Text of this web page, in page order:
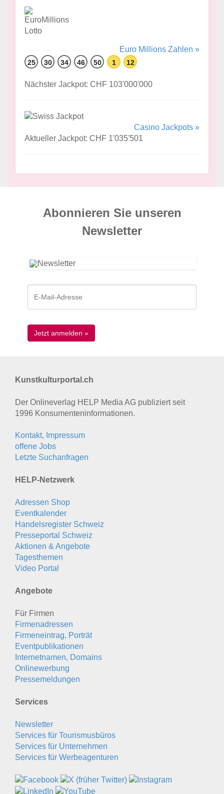
Euro Millions Zahlen »
25 30 34 46 50 1 12
Nächster Jackpot: CHF 103'000'000
Casino Jackpots »
Aktueller Jackpot: CHF 1'035'501
Abonnieren Sie unseren
News­letter
Kunstkulturportal.ch
Der Onlineverlag HELP Media AG publiziert seit
1996 Konsumenten­informationen.
Kontakt, Impressum
offene Jobs
Letzte Suchanfragen
HELP-Netzwerk
Adressen Shop
Eventkalender
Handelsregister Schweiz
Presseportal Schweiz
Aktionen & Angebote
Tagesthemen
Video Portal
Angebote
Für Firmen
Firmenadressen
Firmeneintrag, Porträt
Eventpublikationen
Internetnamen, Domains
Onlinewerbung
Pressemeldungen
Services
Newsletter
Services für Tourismusbüros
Services für Unternehmen
Services für Werbeagenturen